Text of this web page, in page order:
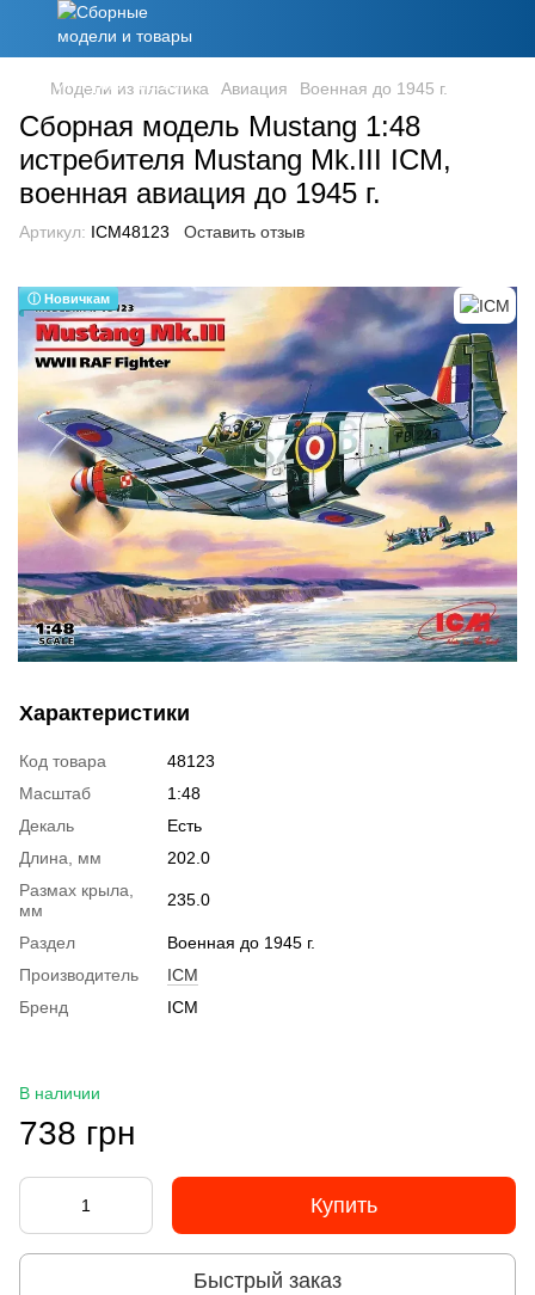
Модели из пластика Авиация Военная до 1945 г.
Сборная модель Mustang 1:48
истребителя Mustang Mk.III ICM,
военная авиация до 1945 г.
Артикул: ICM48123 Оставить отзыв
ⓘ Новичкам
Характеристики
Код товара
48123
Масштаб
1:48
Декаль
Есть
Длина, мм
202.0
Размах крыла,
мм
235.0
Раздел
Военная до 1945 г.
Производитель
ICM
Бренд
ICM
В наличии
738 грн
Купить
Быстрый заказ